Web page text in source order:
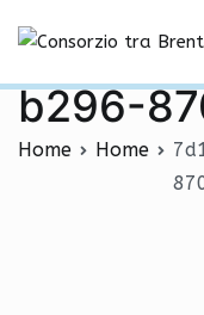
contenuto
b296-
Home Home